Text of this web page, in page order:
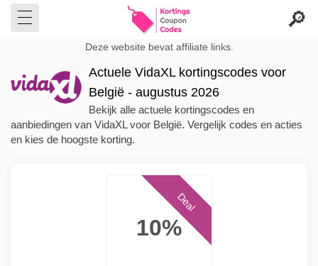
Deze website bevat affiliate links.
Actuele VidaXL kortingscodes voor
België - augustus 2026
Bekijk alle actuele kortingscodes en
aanbiedingen van VidaXL voor België. Vergelijk codes en acties
en kies de hoogste korting.
10%
Deal